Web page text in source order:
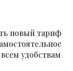
новый тариф
удобствам